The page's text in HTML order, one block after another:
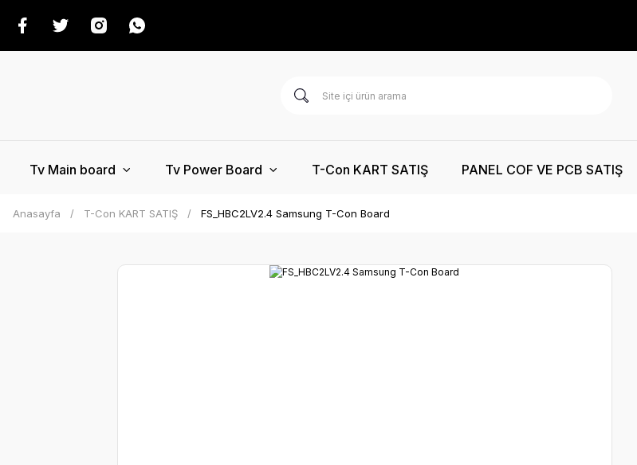
Tv Main board Tv Power Board T-Con KART SATIŞ PANEL COF VE PCB SATIŞ
Anasayfa T-Con KART SATIŞ FS_HBC2LV2.4 Samsung T-Con Board